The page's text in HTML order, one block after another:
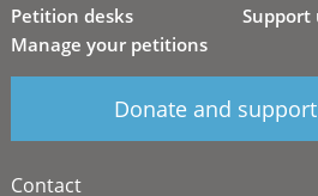
Petition desks
Manage your petitions
Support
Donate and
Contact